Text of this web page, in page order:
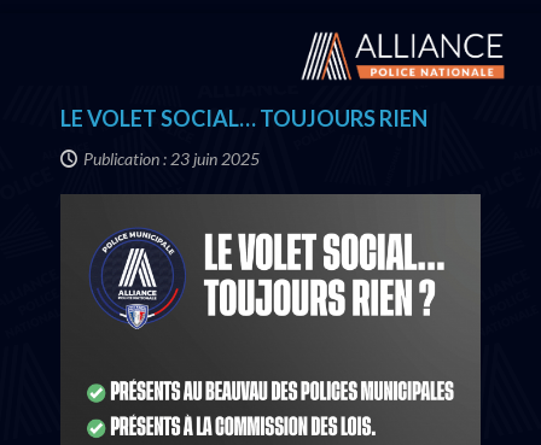
LE VOLET SOCIAL… TOUJOURS RIEN
Publication : 23 juin 2025